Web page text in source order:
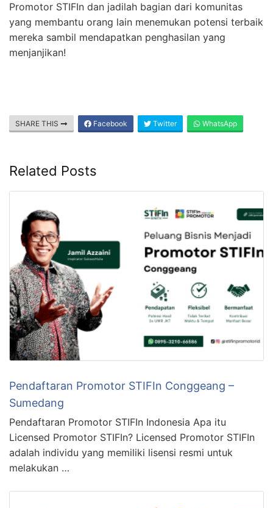
Promotor STIFIn dan jadilah bagian dari komunitas
yang membantu orang lain menemukan potensi terbaik
mereka sambil mendapatkan penghasilan yang
menjanjikan!
SHARE THIS Facebook Twitter WhatsApp
Related Posts
Pendaftaran Promotor STIFIn Conggeang –
Sumedang
Pendaftaran Promotor STIFIn Indonesia Apa itu
Licensed Promotor STIFIn? Licensed Promotor STIFIn
adalah individu yang memiliki lisensi resmi untuk
melakukan …